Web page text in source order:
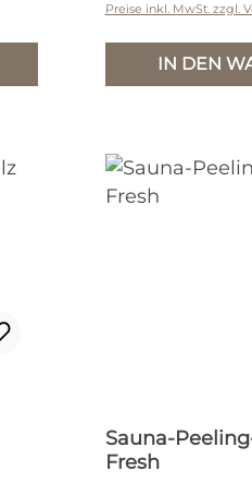
Preise inkl. MwSt. zzgl.
IN DEN
Sauna-
Fresh